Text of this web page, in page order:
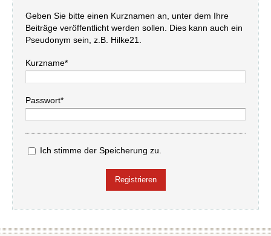
Geben Sie bitte einen Kurznamen an, unter dem Ihre
Beiträge veröffentlicht werden sollen. Dies kann auch ein
Pseudonym sein, z.B. Hilke21.
Kurzname*
Passwort*
Ich stimme der Speicherung zu.